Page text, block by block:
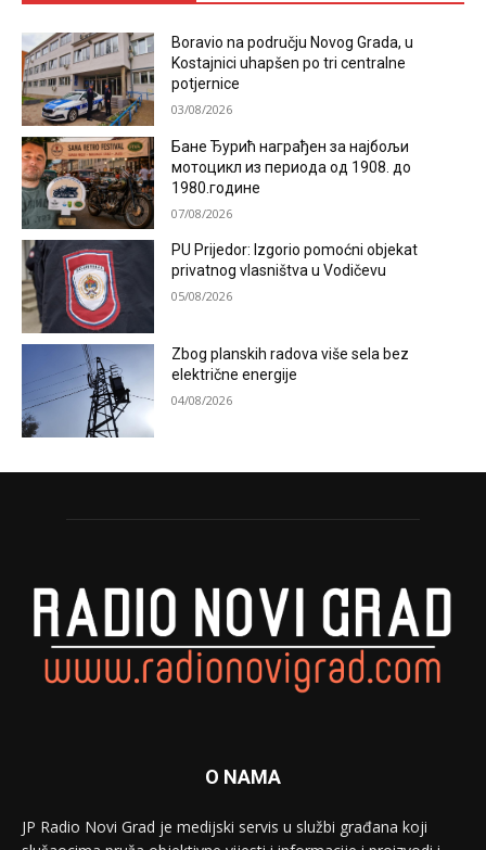
Boravio na području Novog Grada, u
Kostajnici uhapšen po tri centralne
potjernice
03/08/2026
Бане Ђурић награђен за најбољи
мотоцикл из периода од 1908. до
1980.године
07/08/2026
PU Prijedor: Izgorio pomoćni objekat
privatnog vlasništva u Vodičevu
05/08/2026
Zbog planskih radova više sela bez
električne energije
04/08/2026
O NAMA
JP Radio Novi Grad je medijski servis u službi građana koji